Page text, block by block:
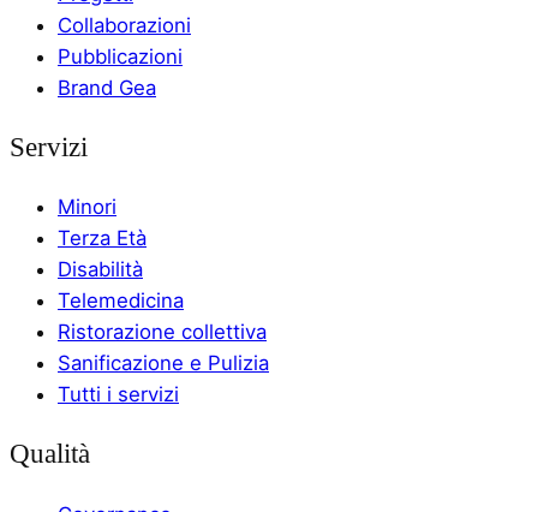
Collaborazioni
Pubblicazioni
Brand Gea
Servizi
Minori
Terza Età
Disabilità
Telemedicina
Ristorazione collettiva
Sanificazione e Pulizia
Tutti i servizi
Qualità